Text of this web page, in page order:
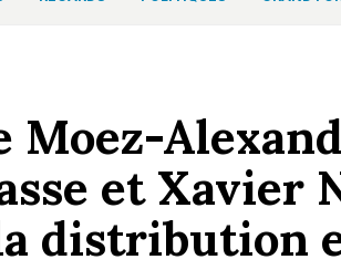
Moez-
et Xavier
distribution